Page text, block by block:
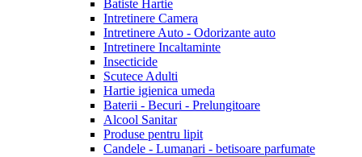
Batiste Hartie
Intretinere Camera
Intretinere Auto - Odorizante auto
Intretinere Incaltaminte
Insecticide
Scutece Adulti
Hartie igienica umeda
Baterii - Becuri - Prelungitoare
Alcool Sanitar
Produse pentru lipit
Candele - Lumanari - betisoare parfumate